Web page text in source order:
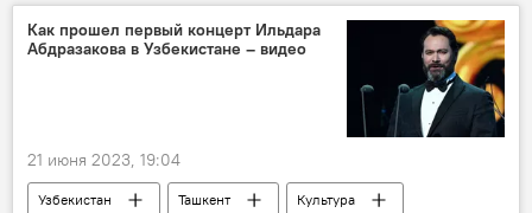
Как прошел первый концерт Ильдара
Абдразакова в Узбекистане – видео
21 июня 2023, 19:04
Узбекистан Ташкент
Культура